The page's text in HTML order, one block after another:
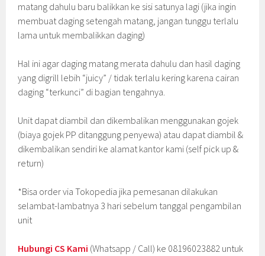
matang dahulu baru balikkan ke sisi satunya lagi (jika ingin
membuat daging setengah matang, jangan tunggu terlalu
lama untuk membalikkan daging)
Hal ini agar daging matang merata dahulu dan hasil daging
yang digrill lebih “juicy” / tidak terlalu kering karena cairan
daging “terkunci” di bagian tengahnya.
Unit dapat diambil dan dikembalikan menggunakan gojek
(biaya gojek PP ditanggung penyewa) atau dapat diambil &
dikembalikan sendiri ke alamat kantor kami (self pick up &
return)
*Bisa order via Tokopedia jika pemesanan dilakukan
selambat-lambatnya 3 hari sebelum tanggal pengambilan
unit
Hubungi CS Kami (Whatsapp / Call) ke 08196023882 untuk